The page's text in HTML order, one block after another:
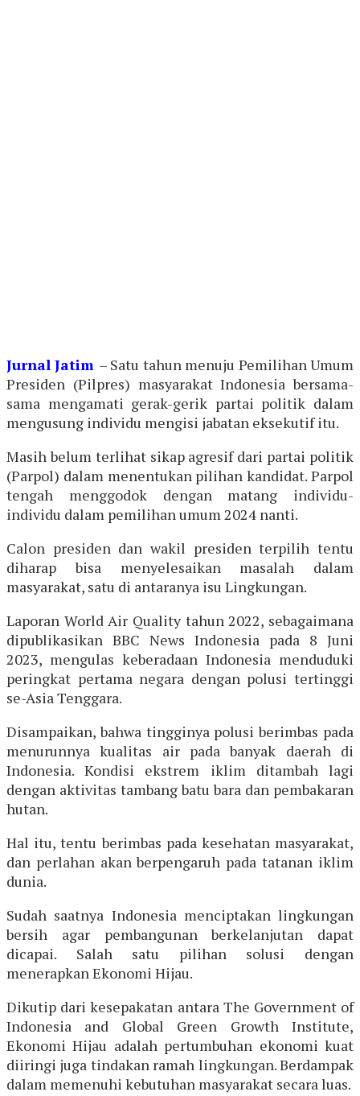
Jurnal Jatim – Satu tahun menuju Pemilihan Umum
Presiden (Pilpres) masyarakat Indonesia bersama-
sama mengamati gerak-gerik partai politik dalam
mengusung individu mengisi jabatan eksekutif itu.
Masih belum terlihat sikap agresif dari partai politik
(Parpol) dalam menentukan pilihan kandidat. Parpol
tengah menggodok dengan matang individu-
individu dalam pemilihan umum 2024 nanti.
Calon presiden dan wakil presiden terpilih tentu
diharap bisa menyelesaikan masalah dalam
masyarakat, satu di antaranya isu Lingkungan.
Laporan World Air Quality tahun 2022, sebagaimana
dipublikasikan BBC News Indonesia pada 8 Juni
2023, mengulas keberadaan Indonesia menduduki
peringkat pertama negara dengan polusi tertinggi
se-Asia Tenggara.
Disampaikan, bahwa tingginya polusi berimbas pada
menurunnya kualitas air pada banyak daerah di
Indonesia. Kondisi ekstrem iklim ditambah lagi
dengan aktivitas tambang batu bara dan pembakaran
hutan.
Hal itu, tentu berimbas pada kesehatan masyarakat,
dan perlahan akan berpengaruh pada tatanan iklim
dunia.
Sudah saatnya Indonesia menciptakan lingkungan
bersih agar pembangunan berkelanjutan dapat
dicapai. Salah satu pilihan solusi dengan
menerapkan Ekonomi Hijau.
Dikutip dari kesepakatan antara The Government of
Indonesia and Global Green Growth Institute,
Ekonomi Hijau adalah pertumbuhan ekonomi kuat
diiringi juga tindakan ramah lingkungan. Berdampak
dalam memenuhi kebutuhan masyarakat secara luas.